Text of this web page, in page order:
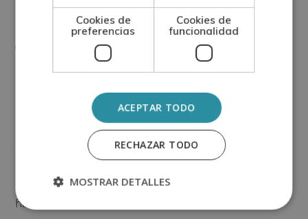
¿Cómo se deben
tomar las Flores de
Bach?
Existen distintas formas para tomarlas, se podrá
escoger la que mejor se adapte al gusto de cada
persona, pues su efecto no debería variar según el
método utilizado. Las maneras de consumo más
habituales son:
Cookies de
preferencias
Cookies de
funcionalidad
ACEPTAR TODO
RECHAZAR TODO
MOSTRAR DETALLES